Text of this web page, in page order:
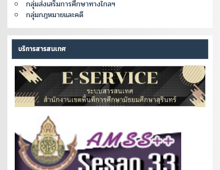
กลุ่มส่งเสริมการศึกษาทางไกลฯ
กลุ่มกฎหมายและคดี
บริการสารสนเทศ